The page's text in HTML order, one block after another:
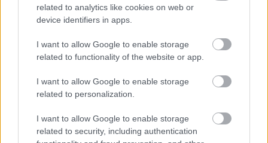
related to analytics like cookies on web or
device identifiers in apps.
I want to allow Google to enable storage
related to functionality of the website or app.
I want to allow Google to enable storage
related to personalization.
I want to allow Google to enable storage
related to security, including authentication
Tény, hogy a páros nagyon diszkrét a kapcsolatukat
illetően, és valóban senkinek semmi köze ahhoz,
hogy együtt vannak-e vagy sem, mindenesetre mi